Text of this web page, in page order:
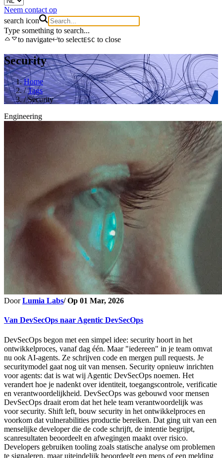
Neem contact op
search icon
Type something to search...
to navigate
to selectESC to close
Security
Home
/ Tags
/ Security
Engineering
DoorLumia Labs/ Op 01 Mar, 2026
Van DevSecOps naar Agentic DevSecOps
DevSecOps begon met een simpel idee: security hoort in het
ontwikkelproces, vanaf dag één. Maar "iedereen" in je team omvat
nu ook AI-agents. Ze schrijven code en mergen pull requests. Je
securitymodel gaat nog uit van mensen. Security opnieuw inrichten
voor agents: dat is wat wij Agentic DevSecOps noemen. Het
verandert hoe je nadenkt over identiteit, toegangscontrole, verificatie
en verantwoordelijkheid. DevSecOps was gebouwd voor mensen
DevSecOps draait erom dat het hele team verantwoordelijk was
voor security. Shift left, bouw security in het ontwikkelproces en
voorkom dat vulnerabilities productie bereiken. Dat ging uit van een
menselijke developer die de code schrijft, de intentie begrijpt,
scanresultaten beoordeelt en afwegingen maakt over risico.
Developers gebruiken tooling zoals statische analyse om problemen
te signaleren, maar uiteindelijk beoordeelt een mens of een melding